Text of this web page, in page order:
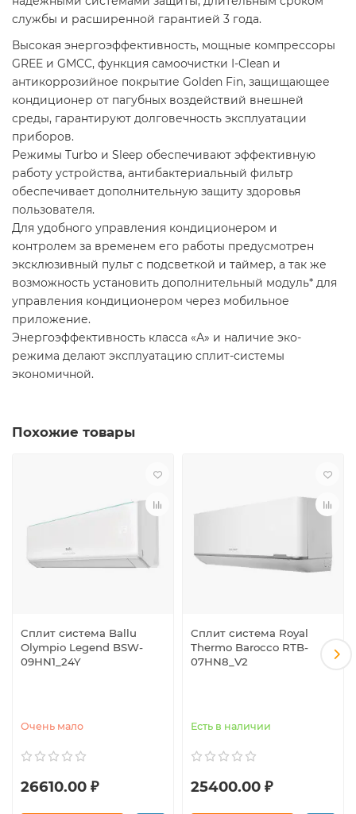
службы и расширенной гарантией 3 года.
Высокая энергоэффективность, мощные компрессоры
GREE и GMCC, функция самоочистки I-Clean и
антикоррозийное покрытие Golden Fin, защищающее
кондиционер от пагубных воздействий внешней
среды, гарантируют долговечность эксплуатации
приборов.
Режимы Turbo и Sleeр обеспечивают эффективную
работу устройства, антибактериальный фильтр
обеспечивает дополнительную защиту здоровья
пользователя.
Для удобного управления кондиционером и
контролем за временем его работы предусмотрен
эксклюзивный пульт с подсветкой и таймер, а так же
возможность установить дополнительный модуль* для
управления кондиционером через мобильное
приложение.
Энергоэффективность класса «А» и наличие эко-
режима делают эксплуатацию сплит-системы
экономичной.
Похожие товары
Сплит система Ballu
Olympio Legend BSW-
09HN1_24Y
Очень мало
26610.00 ₽
Сплит система Royal
Thermo Barocco RTB-
07HN8_V2
Есть в наличии
25400.00 ₽